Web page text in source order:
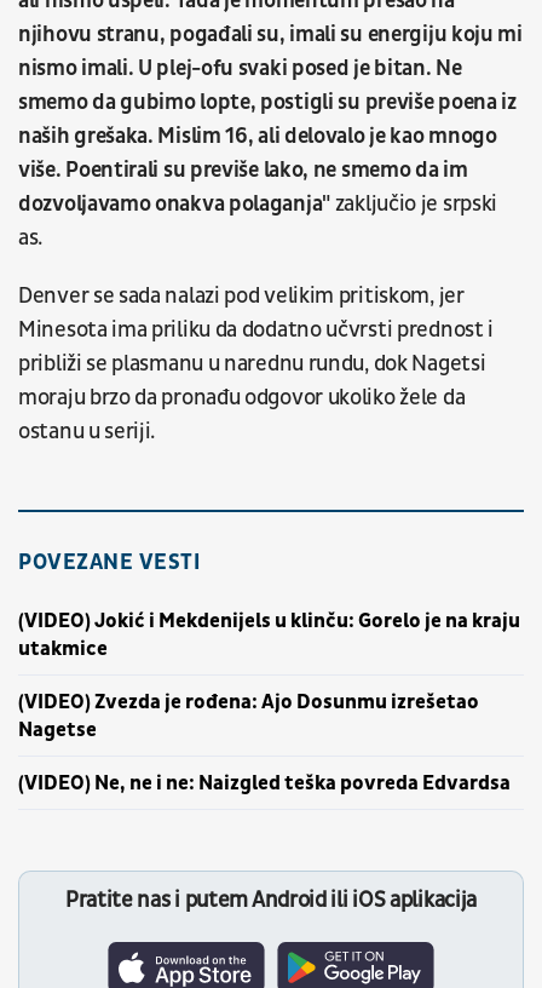
njihovu stranu, pogađali su, imali su energiju koju mi
nismo imali. U plej-ofu svaki posed je bitan. Ne
smemo da gubimo lopte, postigli su previše poena iz
naših grešaka. Mislim 16, ali delovalo je kao mnogo
više. Poentirali su previše lako, ne smemo da im
dozvoljavamo onakva polaganja"zaključio je srpski
as.
Denver se sada nalazi pod velikim pritiskom, jer
Minesota ima priliku da dodatno učvrsti prednost i
približi se plasmanu u narednu rundu, dok Nagetsi
moraju brzo da pronađu odgovor ukoliko žele da
ostanu u seriji.
POVEZANE VESTI
(VIDEO) Jokić i Mekdenijels u klinču: Gorelo je na kraju
utakmice
(VIDEO) Zvezda je rođena: Ajo Dosunmu izrešetao
Nagetse
(VIDEO) Ne, ne i ne: Naizgled teška povreda Edvardsa
Pratite nas i putem Android ili iOS aplikacija